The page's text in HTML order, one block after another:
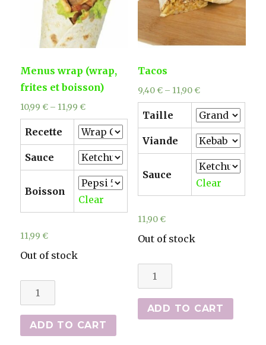
Menus wrap (wrap,
frites et boisson)
10,99€ – 11,99€
Recette
Sauce
Boisson
Clear
11,99€
Out of stock
Menus
wrap
(wrap,
frites
ADD TO CART
Tacos
9,40€– 11,90€
Taille
Viande
Sauce
Clear
11,90€
Out of stock
Tacos
quantity
ADD TO CART